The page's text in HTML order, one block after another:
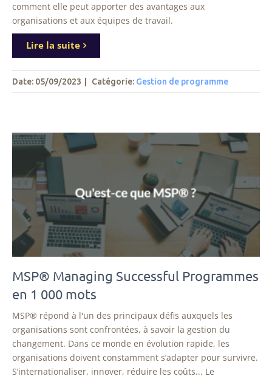
comment elle peut apporter des avantages aux
organisations et aux équipes de travail.
Lire la suite
Date: 05/09/2023 Catégorie: Gestion de programme
MSP® Managing Successful Programmes
en 1 000 mots
MSP® répond à l'un des principaux défis auxquels les
organisations sont confrontées, à savoir la gestion du
changement. Dans ce monde en évolution rapide, les
organisations doivent constamment s’adapter pour survivre.
S’internationaliser, innover, réduire les coûts... Le